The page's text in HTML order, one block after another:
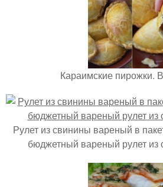
Караимские пирожки.
Рулет из свинины вареный в
бюджетный вареный рулет